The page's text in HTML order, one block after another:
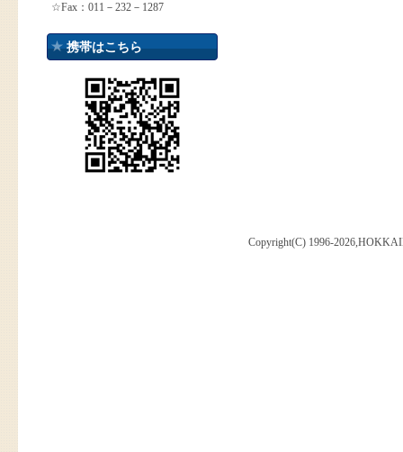
☆Fax：011－232－1287
携帯はこちら
Copyright(C) 1996-